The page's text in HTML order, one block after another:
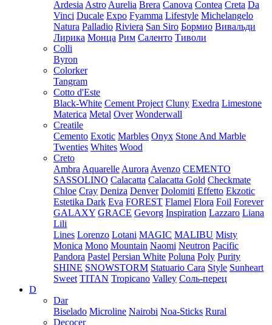
Ardesia Astro Aurelia Brera Canova Contea Creta Da
Vinci Ducale Expo Fyamma Lifestyle Michelangelo
Natura Palladio Riviera San Siro Бормио Вивальди
Лирика Монца Рим Саленто Тиволи
Colli
Byron
Colorker
Tangram
Cotto d'Este
Black-White Cement Project Cluny Exedra Limestone
Materica Metal Over Wonderwall
Creatile
Cemento Exotic Marbles Onyx Stone And Marble
Twenties Whites Wood
Creto
Ambra Aquarelle Aurora Avenzo CEMENTO
SASSOLINO Calacatta Calacatta Gold Checkmate
Chloe Cray Deniza Denver Dolomiti Effetto Ekzotic
Estetika Dark Eva FOREST Flamel Flora Foil Forever
GALAXY GRACE Gevorg Inspiration Lazzaro Liana
Lili
Lines Lorenzo Lotani MAGIC MALIBU Misty
Monica Mono Mountain Naomi Neutron Pacific
Pandora Pastel Persian White Poluna Poly Purity
SHINE SNOWSTORM Statuario Cara Style Sunheart
Sweet TITAN Tropicano Valley Соль-перец
D
Dar
Biselado Microline Nairobi Noa-Sticks Rural
Decocer